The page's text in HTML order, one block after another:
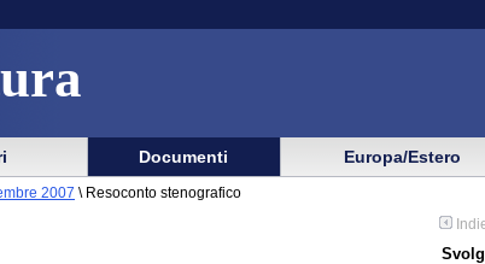
Documenti Europa/Estero
2007 \ Resoconto stenografico